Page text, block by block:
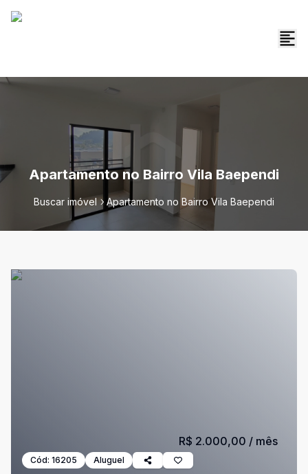
Apartamento no Bairro Vila Baependi
Buscar imóvel Apartamento no Bairro Vila Baependi
Cód: 16205 Aluguel
R$ 2.000,00 / mês